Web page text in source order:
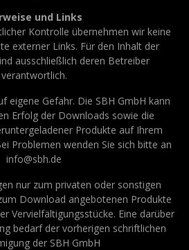
und Links
Kontrolle übernehmen wir keine
externer Links. Für den Inhalt der
ausschließlich deren Betreiber
verantwortlich.
eigene Gefahr. Die SBH GmbH kann
Erfolg der Downloads sowie die
Produkte auf Ihrem
Problemen wenden Sie sich bitte an
info@sbh.de
nur zum privaten oder sonstigen
Download angebotenen Produkte
Vervielfältigungsstücke. Eine darüber
bedarf der vorherigen schriftlichen
der SBH GmbH